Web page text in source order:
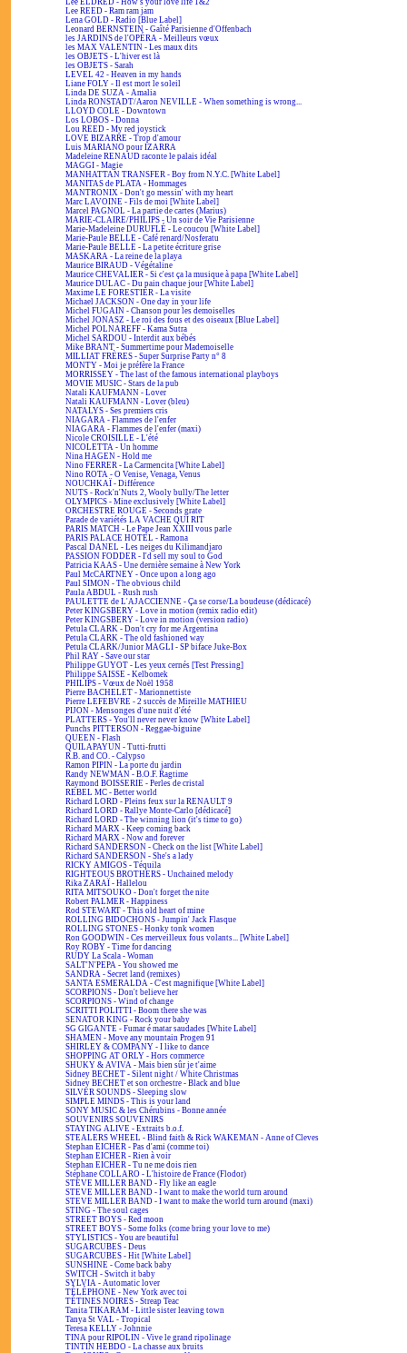
Lee ELDRED - How's your love life 1&2
Lee REED - Ram ram jam
Lena GOLD - Radio [Blue Label]
Leonard BERNSTEIN - Gaîté Parisienne d'Offenbach
les JARDINS de l'OPÉRA - Meilleurs vœux
les MAX VALENTIN - Les maux dits
les OBJETS - L'hiver est là
les OBJETS - Sarah
LEVEL 42 - Heaven in my hands
Liane FOLY - Il est mort le soleil
Linda DE SUZA - Amalia
Linda RONSTADT/Aaron NEVILLE - When something is wrong...
LLOYD COLE - Downtown
Los LOBOS - Donna
Lou REED - My red joystick
LOVE BIZARRE - Trop d'amour
Luis MARIANO pour IZARRA
Madeleine RENAUD raconte le palais idéal
MAGGI - Magie
MANHATTAN TRANSFER - Boy from N.Y.C. [White Label]
MANITAS de PLATA - Hommages
MANTRONIX - Don't go messin' with my heart
Marc LAVOINE - Fils de moi [White Label]
Marcel PAGNOL - La partie de cartes (Marius)
MARIE-CLAIRE/PHILIPS - Un soir de Vie Parisienne
Marie-Madeleine DURUFLÉ - Le coucou [White Label]
Marie-Paule BELLE - Café renard/Nosferatu
Marie-Paule BELLE - La petite écriture grise
MASKARA - La reine de la playa
Maurice BIRAUD - Végétaline
Maurice CHEVALIER - Si c'est ça la musique à papa [White Label]
Maurice DULAC - Du pain chaque jour [White Label]
Maxime LE FORESTIER - La visite
Michael JACKSON - One day in your life
Michel FUGAIN - Chanson pour les demoiselles
Michel JONASZ - Le roi des fous et des oiseaux [Blue Label]
Michel POLNAREFF - Kama Sutra
Michel SARDOU - Interdit aux bébés
Mike BRANT - Summertime pour Mademoiselle
MILLIAT FRÈRES - Super Surprise Party n° 8
MONTY - Moi je préfère la France
MORRISSEY - The last of the famous international playboys
MOVIE MUSIC - Stars de la pub
Natali KAUFMANN - Lover
Natali KAUFMANN - Lover (bleu)
NATALYS - Ses premiers cris
NIAGARA - Flammes de l'enfer
NIAGARA - Flammes de l'enfer (maxi)
Nicole CROISILLE - L'été
NICOLETTA - Un homme
Nina HAGEN - Hold me
Nino FERRER - La Carmencita [White Label]
Nino ROTA - O Venise, Venaga, Venus
NOUCHKAÏ - Différence
NUTS - Rock'n'Nuts 2, Wooly bully/The letter
OLYMPICS - Mine exclusively [White Label]
ORCHESTRE ROUGE - Seconds grate
Parade de variétés LA VACHE QUI RIT
PARIS MATCH - Le Pape Jean XXIII vous parle
PARIS PALACE HOTEL - Ramona
Pascal DANEL - Les neiges du Kilimandjaro
PASSION FODDER - I'd sell my soul to God
Patricia KAAS - Une dernière semaine à New York
Paul McCARTNEY - Once upon a long ago
Paul SIMON - The obvious child
Paula ABDUL - Rush rush
PAULETTE de L'AJACCIENNE - Ça se corse/La boudeuse (dédicacé)
Peter KINGSBERY - Love in motion (remix radio edit)
Peter KINGSBERY - Love in motion (version radio)
Petula CLARK - Don't cry for me Argentina
Petula CLARK - The old fashioned way
Petula CLARK/Junior MAGLI - SP biface Juke-Box
Phil RAY - Save our star
Philippe GUYOT - Les yeux cernés [Test Pressing]
Philippe SAISSE - Kelbomek
PHILIPS - Vœux de Noël 1958
Pierre BACHELET - Marionnettiste
Pierre LEFEBVRE - 2 succès de Mireille MATHIEU
PIJON - Mensonges d'une nuit d'été
PLATTERS - You'll never never know [White Label]
Punchs PITTERSON - Reggae-biguine
QUEEN - Flash
QUILAPAYUN - Tutti-frutti
R.B. and CO. - Calypso
Ramon PIPIN - La porte du jardin
Randy NEWMAN - B.O.F. Ragtime
Raymond BOISSERIE - Perles de cristal
REBEL MC - Better world
Richard LORD - Pleins feux sur la RENAULT 9
Richard LORD - Rallye Monte-Carlo [dédicacé]
Richard LORD - The winning lion (it's time to go)
Richard MARX - Keep coming back
Richard MARX - Now and forever
Richard SANDERSON - Check on the list [White Label]
Richard SANDERSON - She's a lady
RICKY AMIGOS - Téquila
RIGHTEOUS BROTHERS - Unchained melody
Rika ZARAÏ - Hallelou
RITA MITSOUKO - Don't forget the nite
Robert PALMER - Happiness
Rod STEWART - This old heart of mine
ROLLING BIDOCHONS - Jumpin' Jack Flasque
ROLLING STONES - Honky tonk women
Ron GOODWIN - Ces merveilleux fous volants... [White Label]
Roy ROBY - Time for dancing
RUDY La Scala - Woman
SALT'N'PEPA - You showed me
SANDRA - Secret land (remixes)
SANTA ESMERALDA - C'est magnifique [White Label]
SCORPIONS - Don't believe her
SCORPIONS - Wind of change
SCRITTI POLITTI - Boom there she was
SENATOR KING - Rock your baby
SG GIGANTE - Fumar é matar saudades [White Label]
SHAMEN - Move any mountain Progen 91
SHIRLEY & COMPANY - I like to dance
SHOPPING AT ORLY - Hors commerce
SHUKY & AVIVA - Mais bien sûr je t'aime
Sidney BECHET - Silent night / White Christmas
Sidney BECHET et son orchestre - Black and blue
SILVER SOUNDS - Sleeping slow
SIMPLE MINDS - This is your land
SONY MUSIC & les Chérubins - Bonne année
SOUVENIRS SOUVENIRS
STAYING ALIVE - Extraits b.o.f.
STEALERS WHEEL - Blind faith & Rick WAKEMAN - Anne of Cleves
Stephan EICHER - Pas d'ami (comme toi)
Stephan EICHER - Rien à voir
Stephan EICHER - Tu ne me dois rien
Stéphane COLLARO - L'histoire de France (Flodor)
STEVE MILLER BAND - Fly like an eagle
STEVE MILLER BAND - I want to make the world turn around
STEVE MILLER BAND - I want to make the world turn around (maxi)
STING - The soul cages
STREET BOYS - Red moon
STREET BOYS - Some folks (come bring your love to me)
STYLISTICS - You are beautiful
SUGARCUBES - Deus
SUGARCUBES - Hit [White Label]
SUNSHINE - Come back baby
SWITCH - Switch it baby
SYLVIA - Automatic lover
TÉLÉPHONE - New York avec toi
TÉTINES NOIRES - Streap Teac
Tanita TIKARAM - Little sister leaving town
Tanya St VAL - Tropical
Teresa KELLY - Johnnie
TINA pour RIPOLIN - Vive le grand ripolinage
TINTIN HEBDO - La chasse aux bruits